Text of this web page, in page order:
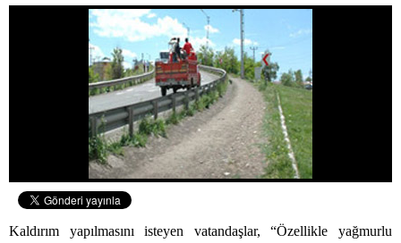
Kaldırım yapılmasını isteyen vatandaşlar, “Özellikle yağmurlu